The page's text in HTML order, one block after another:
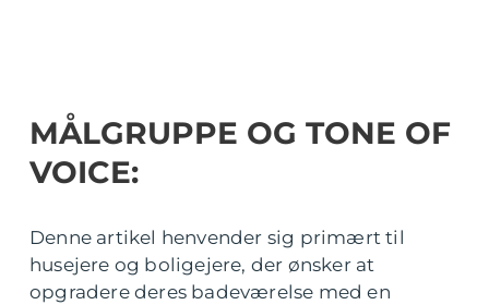
MÅLGRUPPE OG TONE OF
VOICE:
Denne artikel henvender sig primært til
husejere og boligejere, der ønsker at
opgradere deres badeværelse med en